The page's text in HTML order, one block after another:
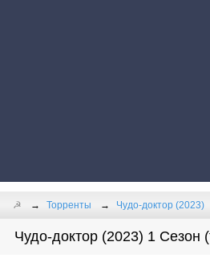
☭ Торренты Чудо-доктор (2023)
Чудо-доктор (2023) 1 Сезон